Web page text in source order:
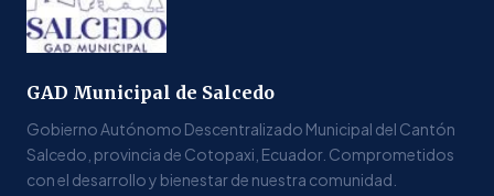
GAD Municipal de Salcedo
Gobierno Autónomo Descentralizado Municipal del Cantón
Salcedo, provincia de Cotopaxi, Ecuador. Comprometidos
con el desarrollo y bienestar de nuestra comunidad.